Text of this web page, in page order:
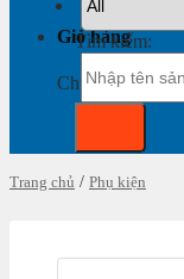
Giỏ hàng
Chưa có sản
Tìm kiếm:
Trang chủ / Phụ kiện